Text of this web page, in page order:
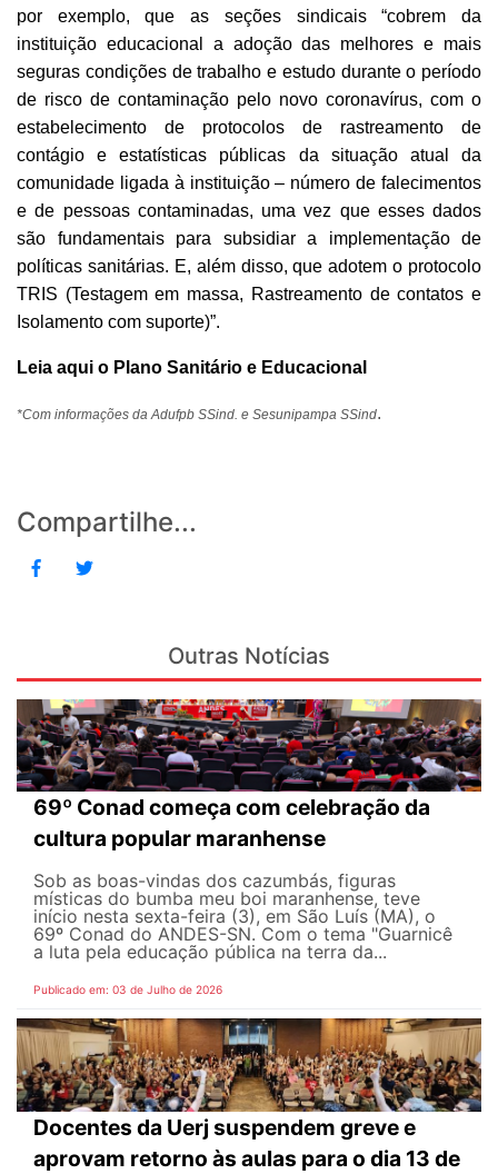
por exemplo, que as seções sindicais “cobrem da
instituição educacional a adoção das melhores e mais
seguras condições de trabalho e estudo durante o período
de risco de contaminação pelo novo coronavírus, com o
estabelecimento de protocolos de rastreamento de
contágio e estatísticas públicas da situação atual da
comunidade ligada à instituição – número de falecimentos
e de pessoas contaminadas, uma vez que esses dados
são fundamentais para subsidiar a implementação de
políticas sanitárias. E, além disso, que adotem o protocolo
TRIS (Testagem em massa, Rastreamento de contatos e
Isolamento com suporte)”.
Leia aqui o Plano Sanitário e Educacional
*Com informações da Adufpb SSind. e Sesunipampa SSind.
Compartilhe...
Outras Notícias
69º Conad começa com celebração da
cultura popular maranhense
Sob as boas-vindas dos cazumbás, figuras
místicas do bumba meu boi maranhense, teve
início nesta sexta-feira (3), em São Luís (MA), o
69º Conad do ANDES-SN. Com o tema "Guarnicê
a luta pela educação pública na terra da...
Publicado em: 03 de Julho de 2026
Docentes da Uerj suspendem greve e
aprovam retorno às aulas para o dia 13 de